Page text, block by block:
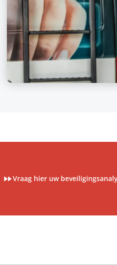
Vraag hier uw